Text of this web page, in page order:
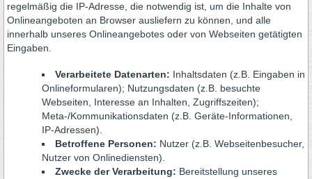
regelmäßig die IP-Adresse, die notwendig ist, um die Inhalte von
Onlineangeboten an Browser ausliefern zu können, und alle
innerhalb unseres Onlineangebotes oder von Webseiten getätigten
Eingaben.
Verarbeitete Datenarten: Inhaltsdaten (z.B. Eingaben in
Onlineformularen); Nutzungsdaten (z.B. besuchte
Webseiten, Interesse an Inhalten, Zugriffszeiten);
Meta-/Kommunikationsdaten (z.B. Geräte-Informationen,
IP-Adressen).
Betroffene Personen: Nutzer (z.B. Webseitenbesucher,
Nutzer von Onlinediensten).
Zwecke der Verarbeitung: Bereitstellung unseres